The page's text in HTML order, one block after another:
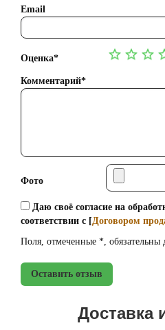
Email
Оценка*
Комментарий*
Фото
Даю своё согласие на
соответствии с [Договором
Поля, отмеченные *, обязательны
Оставить отзыв
Доставка